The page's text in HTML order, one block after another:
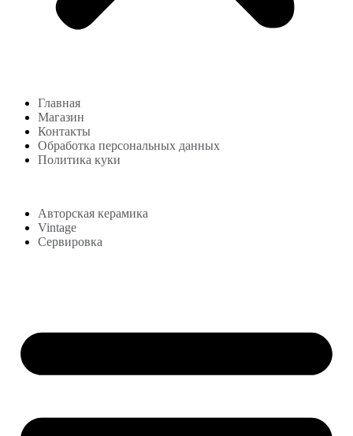
Главная
Магазин
Контакты
Обработка персональных данных
Политика куки
Авторская керамика
Vintage
Сервировка